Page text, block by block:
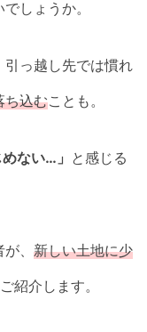
しょうか。
っ越し先では慣れ
ち込むことも。
ない…」 と感じる
、 新しい土地に少
紹介します。